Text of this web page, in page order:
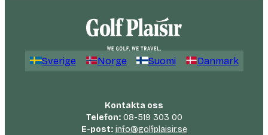
Sverige Norge Suomi Danmark
Kontakta oss
Telefon:08-519 303 00
E-post: info@golfplaisir.se